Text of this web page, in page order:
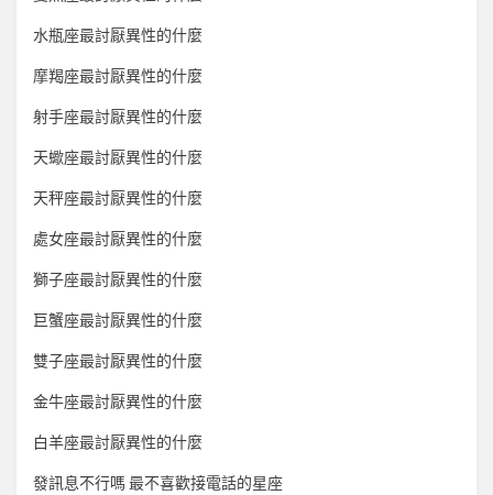
水瓶座最討厭異性的什麼
摩羯座最討厭異性的什麼
射手座最討厭異性的什麼
天蠍座最討厭異性的什麼
天秤座最討厭異性的什麼
處女座最討厭異性的什麼
獅子座最討厭異性的什麼
巨蟹座最討厭異性的什麼
雙子座最討厭異性的什麼
金牛座最討厭異性的什麼
白羊座最討厭異性的什麼
發訊息不行嗎 最不喜歡接電話的星座